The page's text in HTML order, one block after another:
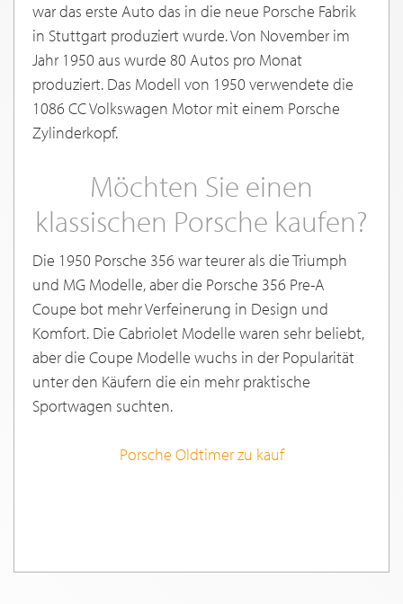
war das erste Auto das in die neue Porsche Fabrik
in Stuttgart produziert wurde. Von November im
Jahr 1950 aus wurde 80 Autos pro Monat
produziert. Das Modell von 1950 verwendete die
1086 CC Volkswagen Motor mit einem Porsche
Zylinderkopf.
Möchten Sie einen
klassischen Porsche kaufen?
Die 1950 Porsche 356 war teurer als die Triumph
und MG Modelle, aber die Porsche 356 Pre-A
Coupe bot mehr Verfeinerung in Design und
Komfort. Die Cabriolet Modelle waren sehr beliebt,
aber die Coupe Modelle wuchs in der Popularität
unter den Käufern die ein mehr praktische
Sportwagen suchten.
Porsche Oldtimer zu kauf